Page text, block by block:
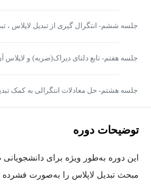
جلسه ششم- انتگرال گیری از تبدیل لاپلاس ،
جلسه هفتم- تابع دلتای دیراک(ضربه) و
جلسه هشتم- حل معادلات انتگرالی به کمک
توضیحات دوره
این دوره به‌طور ویژه برای
مبحث تبدیل لاپلاس را به‌صورت فشرده